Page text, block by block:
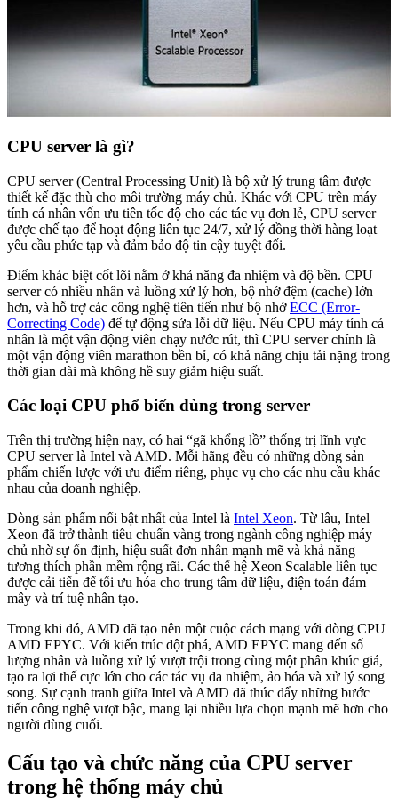
CPU server là gì?
CPU server (Central Processing Unit) là bộ xử lý trung tâm được
thiết kế đặc thù cho môi trường máy chủ. Khác với CPU trên máy
tính cá nhân vốn ưu tiên tốc độ cho các tác vụ đơn lẻ, CPU server
được chế tạo để hoạt động liên tục 24/7, xử lý đồng thời hàng loạt
yêu cầu phức tạp và đảm bảo độ tin cậy tuyệt đối.
Điểm khác biệt cốt lõi nằm ở khả năng đa nhiệm và độ bền. CPU
server có nhiều nhân và luồng xử lý hơn, bộ nhớ đệm (cache) lớn
hơn, và hỗ trợ các công nghệ tiên tiến như bộ nhớECC (Error-
Correcting Code) để tự động sửa lỗi dữ liệu. Nếu CPU máy tính cá
nhân là một vận động viên chạy nước rút, thì CPU server chính là
một vận động viên marathon bền bỉ, có khả năng chịu tải nặng trong
thời gian dài mà không hề suy giảm hiệu suất.
Các loại CPU phổ biến dùng trong server
Trên thị trường hiện nay, có hai “gã khổng lồ” thống trị lĩnh vực
CPU server là Intel và AMD. Mỗi hãng đều có những dòng sản
phẩm chiến lược với ưu điểm riêng, phục vụ cho các nhu cầu khác
nhau của doanh nghiệp.
Dòng sản phẩm nổi bật nhất của Intel là Intel Xeon. Từ lâu, Intel
Xeon đã trở thành tiêu chuẩn vàng trong ngành công nghiệp máy
chủ nhờ sự ổn định, hiệu suất đơn nhân mạnh mẽ và khả năng
tương thích phần mềm rộng rãi. Các thế hệ Xeon Scalable liên tục
được cải tiến để tối ưu hóa cho trung tâm dữ liệu, điện toán đám
mây và trí tuệ nhân tạo.
Trong khi đó, AMD đã tạo nên một cuộc cách mạng với dòng CPU
AMD EPYC. Với kiến trúc đột phá, AMD EPYC mang đến số
lượng nhân và luồng xử lý vượt trội trong cùng một phân khúc giá,
tạo ra lợi thế cực lớn cho các tác vụ đa nhiệm, ảo hóa và xử lý song
song. Sự cạnh tranh giữa Intel và AMD đã thúc đẩy những bước
tiến công nghệ vượt bậc, mang lại nhiều lựa chọn mạnh mẽ hơn cho
người dùng cuối.
Cấu tạo và chức năng của CPU server
trong hệ thống máy chủ